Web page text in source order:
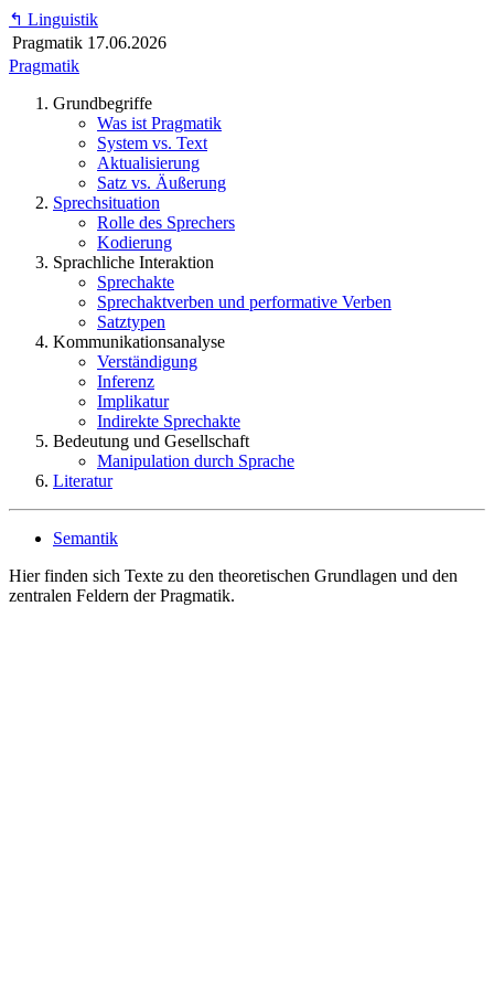
↰ Linguistik
Pragmatik 17.06.2026
Pragmatik
Grundbegriffe
Was ist Pragmatik
System vs. Text
Aktualisierung
Satz vs. Äußerung
Sprechsituation
Rolle des Sprechers
Kodierung
Sprachliche Interaktion
Sprechakte
Sprechaktverben und performative Verben
Satztypen
Kommunikationsanalyse
Verständigung
Inferenz
Implikatur
Indirekte Sprechakte
Bedeutung und Gesellschaft
Manipulation durch Sprache
Literatur
Semantik
Hier finden sich Texte zu den theoretischen Grundlagen und den
zentralen Feldern der Pragmatik.